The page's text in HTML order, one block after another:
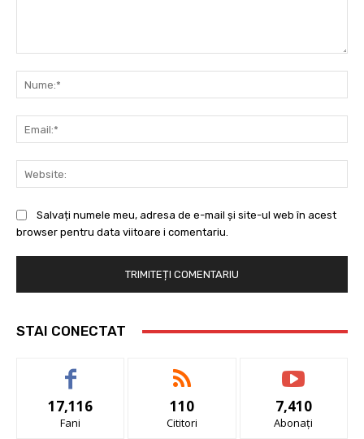
Salvați numele meu, adresa de e-mail și site-ul web în acest
browser pentru data viitoare i comentariu.
STAI CONECTAT
17,116
Fani
110
Cititori
7,410
Abonați